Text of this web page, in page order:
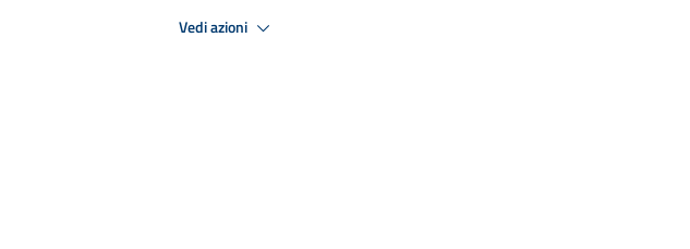
Vedi azioni